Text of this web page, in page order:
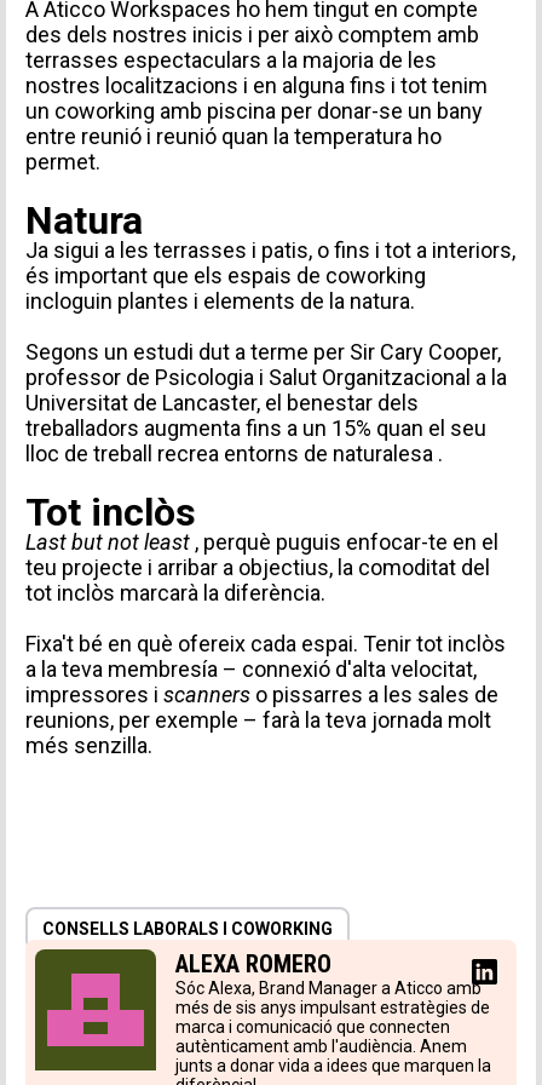
A Aticco Workspaces ho hem tingut en compte
des dels nostres inicis i per això comptem amb
terrasses espectaculars a la majoria de les
nostres localitzacions i en alguna fins i tot tenim
un coworking amb piscina per donar-se un bany
entre reunió i reunió quan la temperatura ho
permet.
Natura
Ja sigui a les terrasses i patis, o fins i tot a interiors,
és important que els espais de coworking
incloguin plantes i elements de la natura.
Segons un estudi dut a terme per Sir Cary Cooper,
professor de Psicologia i Salut Organitzacional a la
Universitat de Lancaster, el benestar dels
treballadors augmenta fins a un 15% quan el seu
lloc de treball recrea entorns de naturalesa .
Tot inclòs
Last but not least , perquè puguis enfocar-te en el
teu projecte i arribar a objectius, la comoditat del
tot inclòs marcarà la diferència.
Fixa't bé en què ofereix cada espai. Tenir tot inclòs
a la teva membresía – connexió d'alta velocitat,
impressores i scanners o pissarres a les sales de
reunions, per exemple – farà la teva jornada molt
més senzilla.
CONSELLS LABORALS I COWORKING
ALEXA ROMERO
Sóc Alexa, Brand Manager a Aticco amb
més de sis anys impulsant estratègies de
marca i comunicació que connecten
autènticament amb l'audiència. Anem
junts a donar vida a idees que marquen la
TIPUS DE SOL·LICITUD
Missatge
Accepto rebre comunicacions d'Aticco